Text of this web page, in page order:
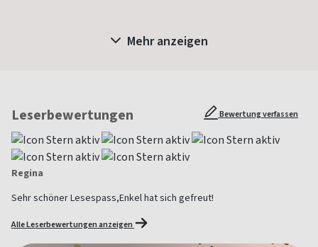
Mehr anzeigen
Leserbewertungen Bewertung verfassen
Regina
Sehr schöner Lesespass,Enkel hat sich gefreut!
Alle Leserbewertungen anzeigen